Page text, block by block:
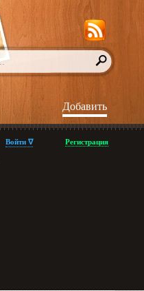
Добавить
Войти ∇ Регистрация